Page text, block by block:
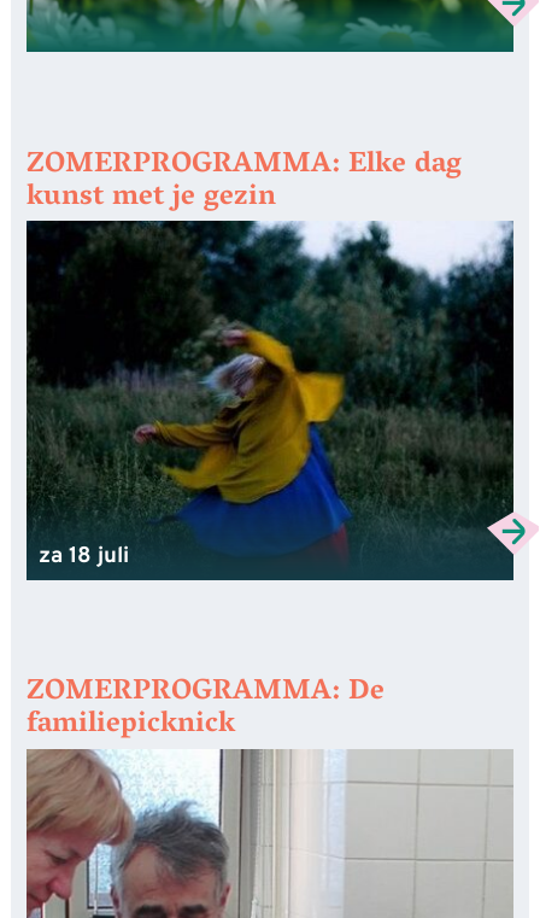
ZOMERPROGRAMMA: Elke dag
kunst met je gezin
za 18 juli
ZOMERPROGRAMMA: De
familiepicknick